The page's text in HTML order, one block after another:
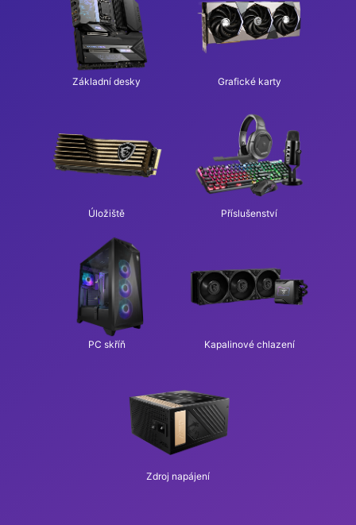
Základní desky Grafické karty
Úložiště Příslušenství
PC skříň Kapalinové chlazení
Zdroj napájení